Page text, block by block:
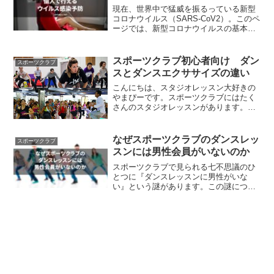
現在、世界中で猛威を振るっている新型
コロナウイルス（SARS-CoV2）。このペ
ージでは、新型コロナウイルスの基本的
染予防の方法を紹介します。新型コロナ
ウイルスとは現在...
スポーツクラブ
スポーツクラブ初心者向け ダン
スとダンスエクササイズの違い
こんにちは、スタジオレッスン大好きの
やまぴーです。スポーツクラブにはたく
さんのスタジオレッスンがあります。今
いについて説明します。これを読んで、
ご自身の目的に合うクラス...
スポーツクラブ
なぜスポーツクラブのダンスレッ
スンには男性会員がいないのか
スポーツクラブで見られる七不思議のひ
とつに『ダンスレッスンに男性がいな
い』という謎があります。この謎につい